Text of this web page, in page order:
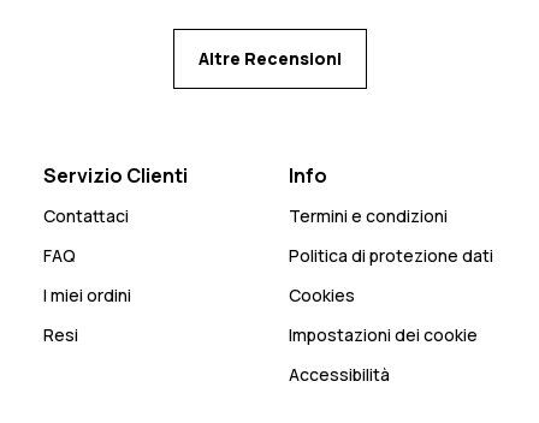
Altre Recensioni
Servizio Clienti
Contattaci
FAQ
I miei ordini
Resi
Info
Termini e condizioni
Politica di protezione dati
Cookies
Impostazioni dei cookie
Accessibilità